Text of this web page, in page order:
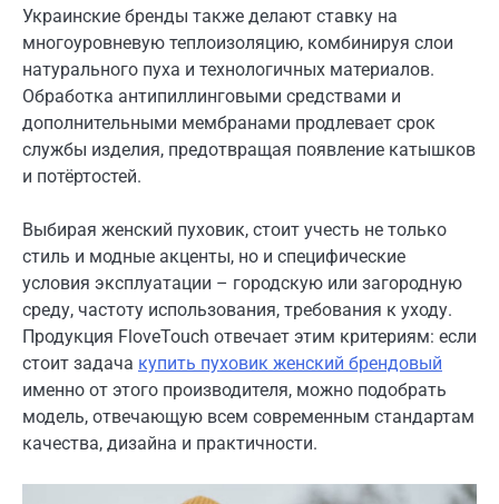
Украинские бренды также делают ставку на
многоуровневую теплоизоляцию, комбинируя слои
натурального пуха и технологичных материалов.
Обработка антипиллинговыми средствами и
дополнительными мембранами продлевает срок
службы изделия, предотвращая появление катышков
и потёртостей.
Выбирая женский пуховик, стоит учесть не только
стиль и модные акценты, но и специфические
условия эксплуатации – городскую или загородную
среду, частоту использования, требования к уходу.
Продукция FloveTouch отвечает этим критериям: если
стоит задача купить пуховик женский брендовый
именно от этого производителя, можно подобрать
модель, отвечающую всем современным стандартам
качества, дизайна и практичности.